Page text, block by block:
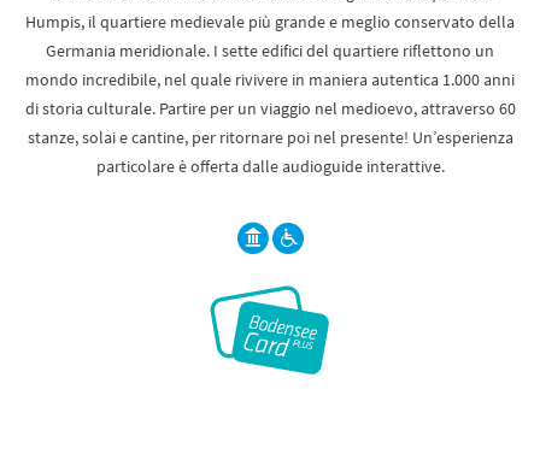
Humpis, il quartiere medievale più grande e meglio conservato della
Germania meridionale. I sette edifici del quartiere riflettono un
mondo incredibile, nel quale rivivere in maniera autentica 1.000 anni
di storia culturale. Partire per un viaggio nel medioevo, attraverso 60
stanze, solai e cantine, per ritornare poi nel presente! Un’esperienza
particolare è offerta dalle audioguide interattive.